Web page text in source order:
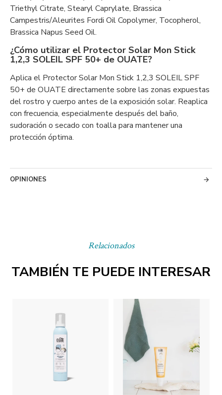
Relacionados
TAMBIÉN TE PUEDE INTERESAR
Triethyl Citrate, Stearyl Caprylate, Brassica
Campestris/Aleurites Fordi Oil Copolymer, Tocopherol,
Brassica Napus Seed Oil.
¿Cómo utilizar el Protector Solar Mon Stick
1,2,3 SOLEIL SPF 50+ de OUATE?
Aplica el Protector Solar Mon Stick 1,2,3 SOLEIL SPF
50+ de OUATE directamente sobre las zonas expuestas
del rostro y cuerpo antes de la exposición solar. Reaplica
con frecuencia, especialmente después del baño,
sudoración o secado con toalla para mantener una
protección óptima.
OPINIONES